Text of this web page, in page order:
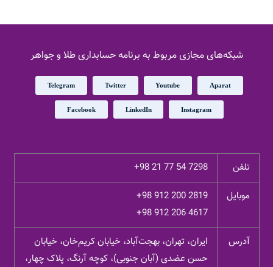
مختلفی
باشد.
گزینه
ها
ممکن
صفحه
انتخاب
شوند
شبکه‌های مجازی مربوط به برنامه حسابداری طلا و جواهر
Aparat
Youtube
Twitter
Telegram
Instagram
LinkedIn
Facebook
تلفن +98 21 77 54 7298
موبایل
+98 912 200 2819
+98 912 206 4617
آدرس
ایران، تهران، بهجت‌آباد، خیابان کریم‌خان، خیابان
حسن عضدی (آبان جنوبی)، کوچه آرنگ، پلاک چهار،